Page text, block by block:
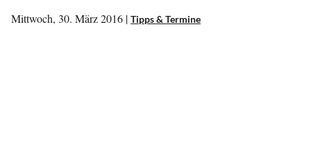
Mittwoch, 30. März 2016 | Tipps & Termine